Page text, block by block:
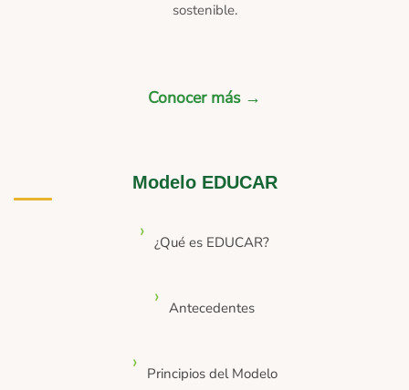
sostenible.
Conocer más →
Modelo EDUCAR
¿Qué es EDUCAR?
Antecedentes
Principios del Modelo